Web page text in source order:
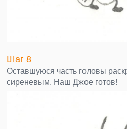
Шаг 8
Оставшуюся часть головы
сиреневым. Наш Джое готов!